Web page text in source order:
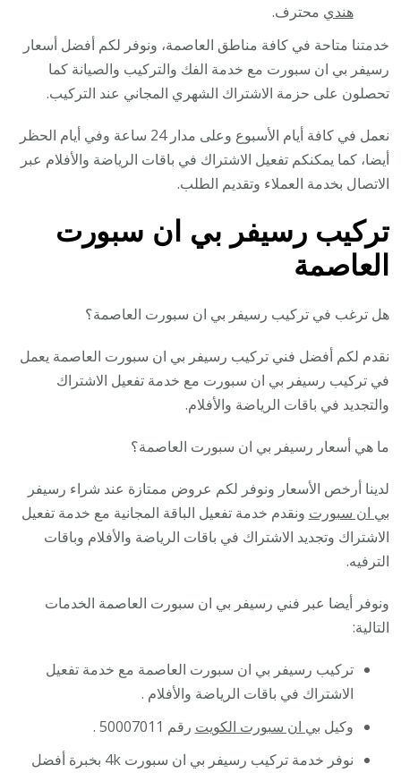
هندي محترف.
خدمتنا متاحة في كافة مناطق العاصمة، ونوفر لكم أفضل أسعار
رسيفر بي ان سبورت مع خدمة الفك والتركيب والصيانة كما
تحصلون على حزمة الاشتراك الشهري المجاني عند التركيب.
نعمل في كافة أيام الأسبوع وعلى مدار 24 ساعة وفي أيام الحظر
أيضا، كما يمكنكم تفعيل الاشتراك في باقات الرياضة والأفلام عبر
الاتصال بخدمة العملاء وتقديم الطلب.
تركيب رسيفر بي ان سبورت
العاصمة
هل ترغب في تركيب رسيفر بي ان سبورت العاصمة؟
نقدم لكم أفضل فني تركيب رسيفر بي ان سبورت العاصمة يعمل
في تركيب رسيفر بي ان سبورت مع خدمة تفعيل الاشتراك
والتجديد في باقات الرياضة والأفلام.
ما هي أسعار رسيفر بي ان سبورت العاصمة؟
لدينا أرخص الأسعار ونوفر لكم عروض ممتازة عند شراء رسيفر
بي ان سبورت ونقدم خدمة تفعيل الباقة المجانية مع خدمة تفعيل
الاشتراك وتجديد الاشتراك في باقات الرياضة والأفلام وباقات
الترفيه.
ونوفر أيضا عبر فني رسيفر بي ان سبورت العاصمة الخدمات
التالية:
تركيب رسيفر بي ان سبورت العاصمة مع خدمة تفعيل
الاشتراك في باقات الرياضة والأفلام .
وكيل بي ان سبورت الكويت رقم 50007011 .
نوفر خدمة تركيب رسيفر بي ان سبورت 4k بخبرة أفضل